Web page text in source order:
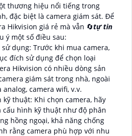
thương hiệu nổi tiếng trong
đặc biệt là camera giám sát. Để
Hikvision giá rẻ mà vẫn 🔄tự tin
ý một số điều sau:
dụng: Trước khi mua camera,
đích sử dụng để chọn loại
Hikvision có nhiều dòng sản
giám sát trong nhà, ngoài
camera wifi, v.v.
thuật: Khi chọn camera, hãy
cấu hình kỹ thuật như độ phân
hồng ngoại, khả năng chống
rằng camera phù hợp với nhu